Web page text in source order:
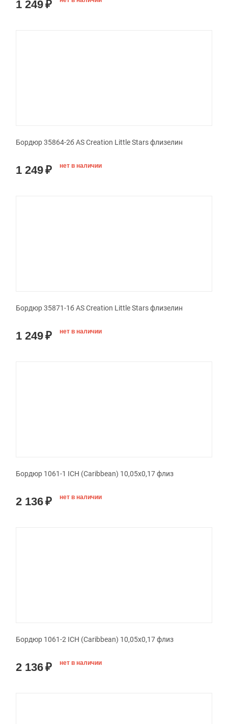
1 249₽
Бордюр 35864-2б AS Creation Little Stars флизелин
1 249₽ нет в наличии
Бордюр 35871-1б AS Creation Little Stars флизелин
1 249₽ нет в наличии
Бордюр 1061-1 ICH (Caribbean) 10,05х0,17 флиз
2 136₽ нет в наличии
Бордюр 1061-2 ICH (Caribbean) 10,05х0,17 флиз
2 136₽ нет в наличии